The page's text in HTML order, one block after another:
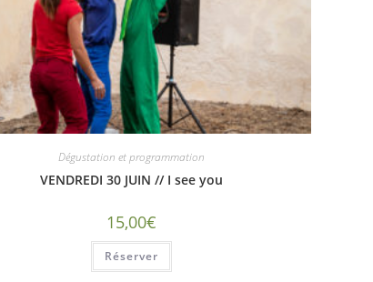
Dégustation et programmation
VENDREDI 30 JUIN // I see you
15,00€
Réserver